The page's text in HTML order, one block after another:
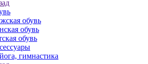
обувь
обувь
обувь
гимнастика